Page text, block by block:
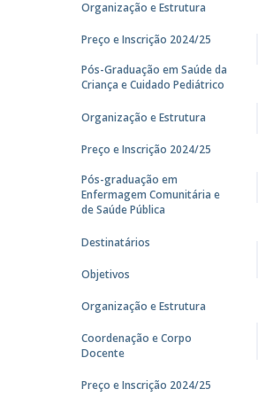
Organização e Estrutura
Preço e Inscrição 2024/25
Pós-Graduação em Saúde da
Criança e Cuidado Pediátrico
Organização e Estrutura
Preço e Inscrição 2024/25
Pós-graduação em
Enfermagem Comunitária e
de Saúde Pública
Destinatários
Objetivos
Organização e Estrutura
Coordenação e Corpo
Docente
Preço e Inscrição 2024/25